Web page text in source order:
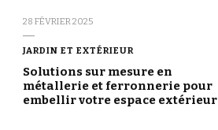
28 FÉVRIER 2025
JARDIN ET EXTÉRIEUR
Solutions sur mesure en
métallerie et ferronnerie pour
embellir votre espace extérieur